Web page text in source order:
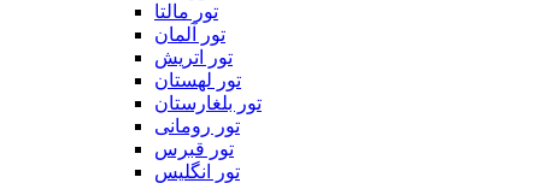
تور مالتا
تور آلمان
تور اتریش
تور لهستان
تور بلغارستان
تور رومانی
تور قبرس
تور انگلیس